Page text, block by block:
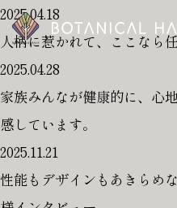
ボタニカルハウスについ
事例
お知らせ
2025.04.18
人柄に惹かれて、ここなら
2025.04.28
家族みんなが健康的に、心
感しています。
2025.11.21
性能もデザインもあ